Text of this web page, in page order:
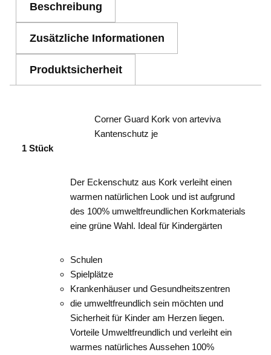
Beschreibung
Zusätzliche Informationen
Produktsicherheit
Corner Guard Kork von arteviva
Kantenschutz je
1 Stück
Der Eckenschutz aus Kork verleiht einen
warmen natürlichen Look und ist aufgrund
des 100% umweltfreundlichen Korkmaterials
eine grüne Wahl. Ideal für Kindergärten
Schulen
Spielplätze
Krankenhäuser und Gesundheitszentren
die umweltfreundlich sein möchten und
Sicherheit für Kinder am Herzen liegen.
Vorteile Umweltfreundlich und verleiht ein
warmes natürliches Aussehen 100%